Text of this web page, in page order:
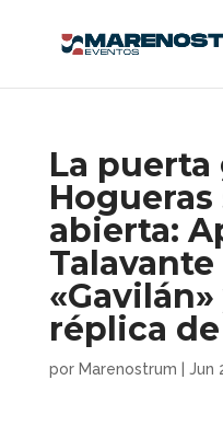
La puerta
abierta:
réplica
por Marenostrum Jun